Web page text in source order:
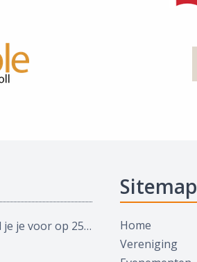
Op naar Toscane: hoe bereid je je voor op 250 kilometer, 4.000 hoogtemeters en een goed glas wijn?
Sitemap
Home
Vereniging